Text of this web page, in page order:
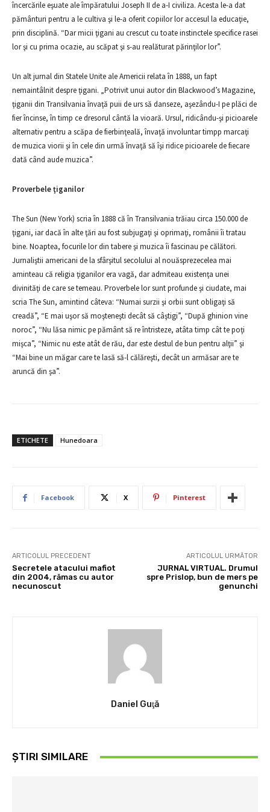
încercările eşuate ale împăratului Joseph II de a-I civiliza. Acesta le-a dat
pământuri pentru a le cultiva şi le-a oferit copiilor lor accesul la educaţie,
prin disciplină. “Dar micii ţigani au crescut cu toate instinctele specifice rasei
lor şi cu prima ocazie, au scăpat şi s-au realăturat părinţilor lor”.
Un alt jurnal din Statele Unite ale Americii relata în 1888, un fapt
nemaintâlnit despre ţigani. „Potrivit unui autor din Blackwood’s Magazine,
ţiganii din Transilvania învaţă puii de urs să danseze, aşezându-I pe plăci de
fier încinse, în timp ce dresorul cântă la vioară. Ursul, ridicându-şi picioarele
alternativ pentru a scăpa de fierbinţeală, învaţă involuntar timpp marcaţi
de muzica viorii şi în cele din urmă învaţă să îşi ridice picioarele de fiecare
dată când aude muzica”.
Proverbele ţiganilor
The Sun (New York) scria în 1888 că în Transilvania trăiau circa 150.000 de
ţigani, iar dacă în alte ţări au fost subjugaţi şi oprimaţi, românii îi tratau
bine. Noaptea, focurile lor din tabere şi muzica îi fascinau pe călători.
Jurnaliştii americani de la sfârşitul secolului al nouăsprezecelea mai
aminteau că religia ţiganilor era vagă, dar admiteau existenţa unei
divinităţi de care se temeau. Proverbele lor sunt profunde şi ciudate, mai
scria The Sun, amintind câteva: “Numai surzii şi orbii sunt obligaţi să
creadă”, “E mai uşor să moşteneşti decât să câştigi”, “După ghinion vine
noroc”, “Nu lăsa nimic pe pământ să re întristeze, atâta timp cât te poţi
mişca”, “Nimic nu este atât de rău, dar este destul de bun pentru alţii” şi
“Mai bine un măgar care te lasă să-l călăreşti, decât un armăsar are te
aruncă din şa”.
ETICHETE Hunedoara
Facebook X Pinterest
ARTICOLUL PRECEDENT
Secretele atacului mafiot
din 2004, rămas cu autor
necunoscut
ARTICOLUL URMĂTOR
JURNAL VIRTUAL. Drumul
spre Prislop, bun de mers pe
genunchi
Daniel Guţă
ȘTIRI SIMILARE